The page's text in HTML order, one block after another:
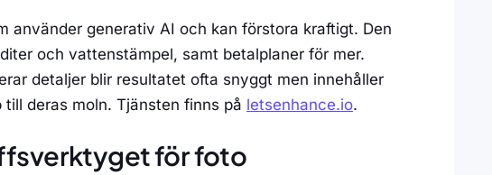
använder generativ AI och kan förstora kraftigt. Den
och vattenstämpel, samt betalplaner för mer.
detaljer blir resultatet ofta snyggt men innehåller
till deras moln. Tjänsten finns på letsenhance.io.
för foto